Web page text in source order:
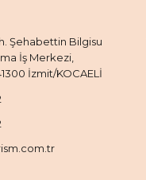
Şehabettin Bilgisu
İş Merkezi,
İzmit/KOCAELİ